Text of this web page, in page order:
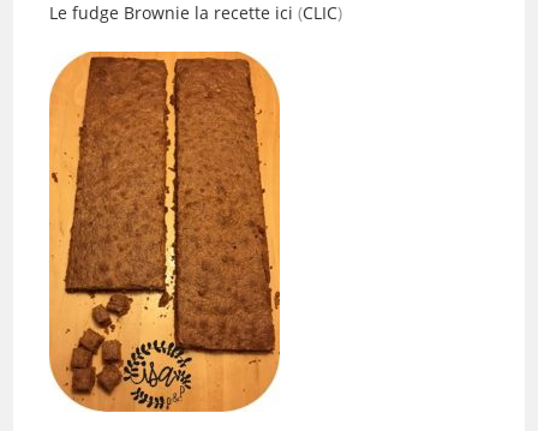
Le fudge Brownie la recette ici (CLIC)